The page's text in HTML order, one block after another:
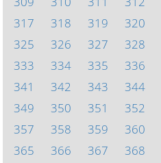
317
318 319 320
325
326 327 328
333
334 335 336
341
342 343 344
349
350 351 352
357
358 359 360
365
366 367 368